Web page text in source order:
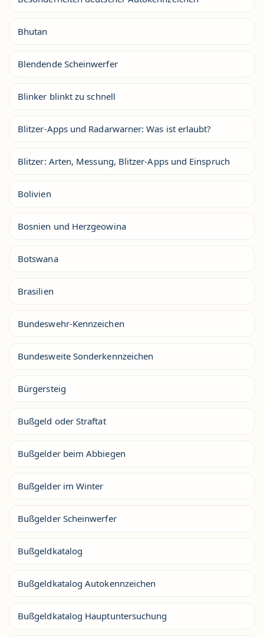
Bhutan
Blendende Scheinwerfer
Blinker blinkt zu schnell
Blitzer-Apps und Radarwarner: Was ist erlaubt?
Blitzer: Arten, Messung, Blitzer-Apps und Einspruch
Bolivien
Bosnien und Herzgeowina
Botswana
Brasilien
Bundeswehr-Kennzeichen
Bundesweite Sonderkennzeichen
Bürgersteig
Bußgeld oder Straftat
Bußgelder beim Abbiegen
Bußgelder im Winter
Bußgelder Scheinwerfer
Bußgeldkatalog
Bußgeldkatalog Autokennzeichen
Bußgeldkatalog Hauptuntersuchung